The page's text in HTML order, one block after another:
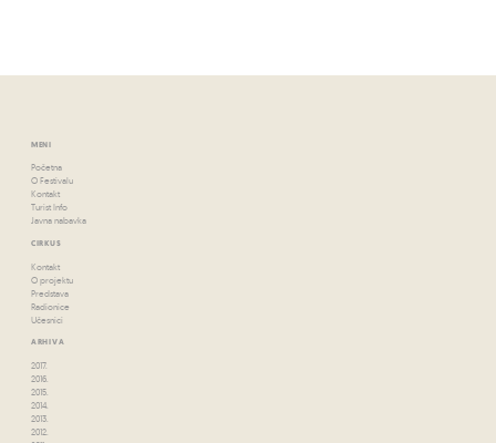
MENI
Početna
O Festivalu
Kontakt
Turist Info
Javna nabavka
CIRKUS
Kontakt
O projektu
Predstava
Radionice
Učesnici
ARHIVA
2017.
2016.
2015.
2014.
2013.
2012.